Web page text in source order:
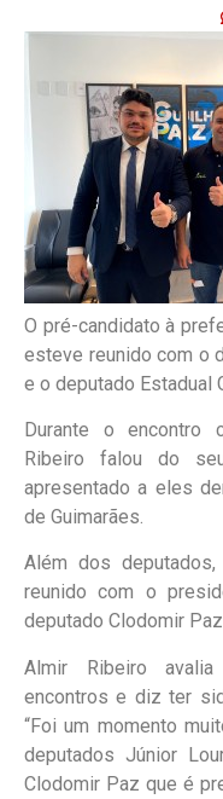
O pré-candidato à
esteve reunido com o
e o deputado Estadual
Durante o encontro
Ribeiro falou do
apresentado a eles
de Guimarães.
Além dos
reunido com o
deputado Clodomir
Almir Ribeiro
encontros e diz ter
“Foi um momento
deputados Júnior
Clodomir Paz que é